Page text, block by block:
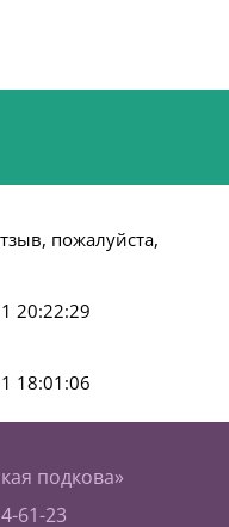
пожалуйста,
20:22:29
18:01:06
подкова»
61-23